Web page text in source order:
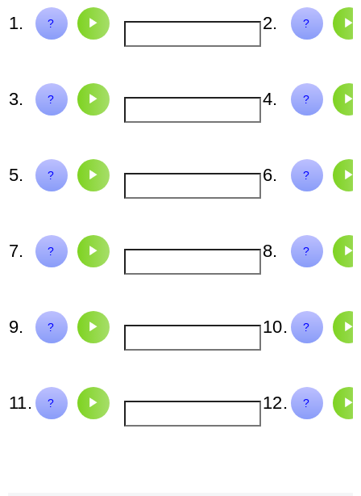
1. ? table 2. ? tomate
3. ? piano 4. ? ravi
5. ? livre 6. ? arbre
7. ? perdre 8. ? cartable
9. ? partira 10. ? sportif
11. ? venir 12. ? nuage